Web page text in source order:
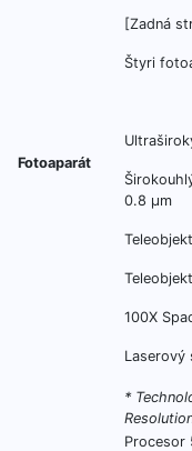
Fotoaparát
[Zadná
Štyri
0.8 µm
100X
Laserový
*
Procesor